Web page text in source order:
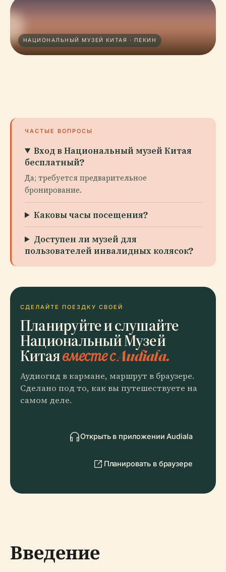
НАЦИОНАЛЬНЫЙ МУЗЕЙ КИТАЯ · ПЕКИН
ЧАСТЫЕ ВОПРОСЫ
Вход в Национальный музей Китая
бесплатный?
Да; требуется предварительное
бронирование.
Каковы часы посещения?
Доступен ли музей для
пользователей инвалидных колясок?
СДЕЛАЙТЕ ПОЕЗДКУ СВОЕЙ
Планируйте и слушайте
Национальный Музей
Китаявместе с Audiala.
Аудиогид в кармане, маршрут в браузере.
Сделано под то, как вы путешествуете на
самом деле.
Открыть в приложении Audiala
Планировать в браузере
Введение